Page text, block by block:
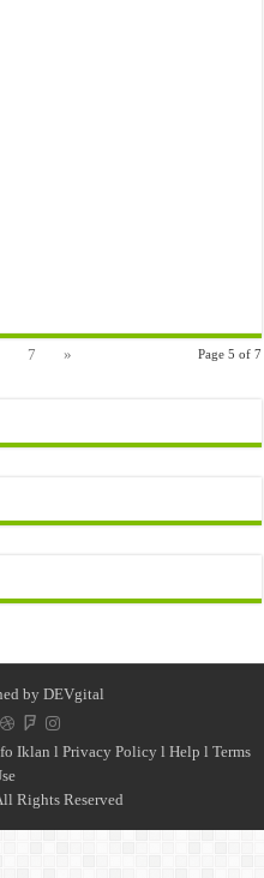
Page 5 of 7
7 »
by DEVgital
Iklan l Privacy Policy l Help l Terms
Rights Reserved